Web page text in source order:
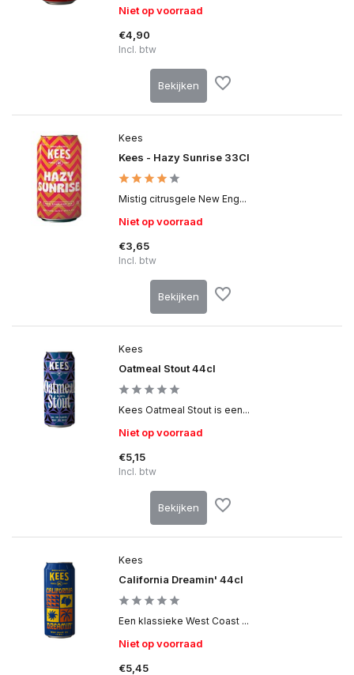
Niet op voorraad
€4,90
Incl. btw
Bekijken
Kees
Kees - Hazy Sunrise 33Cl
Mistig citrusgele New Eng...
Niet op voorraad
€3,65
Incl. btw
Bekijken
Kees
Oatmeal Stout 44cl
Kees Oatmeal Stout is een...
Niet op voorraad
€5,15
Incl. btw
Bekijken
Kees
California Dreamin' 44cl
Een klassieke West Coast ...
Niet op voorraad
€5,45